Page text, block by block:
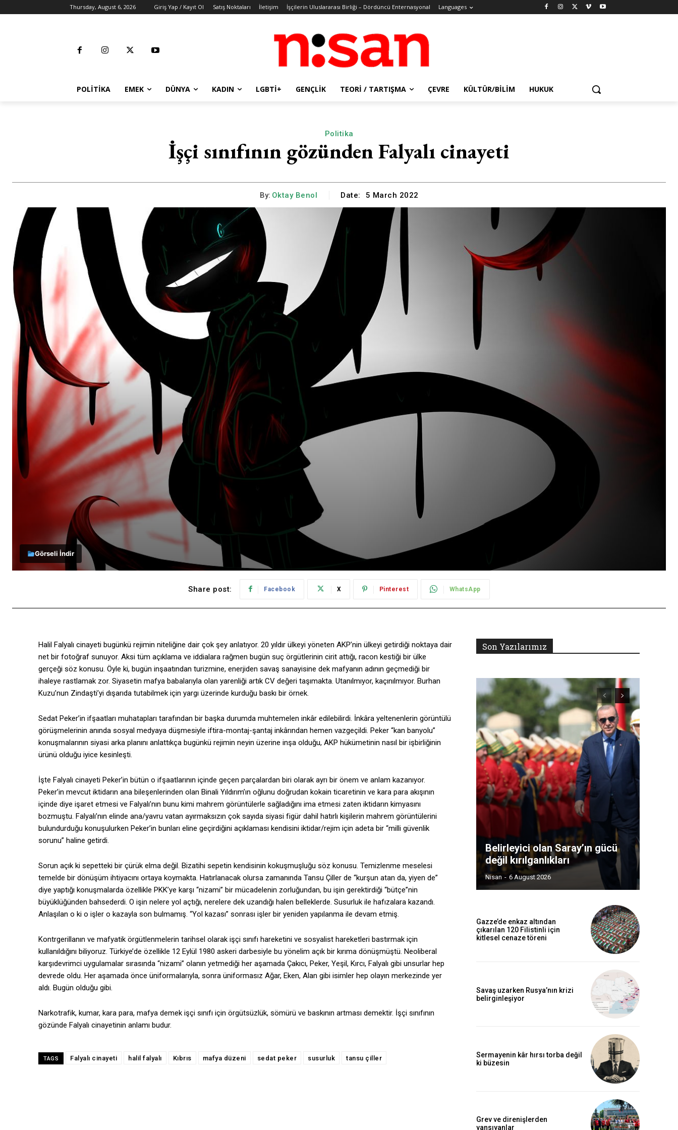
Thursday, August 6, 2026 Giriş Yap / Kayıt Ol Satış Noktaları İletişim İşçilerin Uluslararası Birliği – Dördüncü Enternasyonal Languages
POLITIKA EMEK DÜNYA KADIN LGBTİ+ GENÇLIK TEORI / TARTIŞMA ÇEVRE KÜLTÜR/BILIM HUKUK
Politika
İşçi sınıfının gözünden Falyalı cinayeti
By: Oktay Benol Date: 5 March 2022
Görseli İndir
Share post: Facebook X Pinterest WhatsApp
Halil Falyalı cinayeti bugünkü rejimin niteliğine dair çok şey anlatıyor. 20 yıldır ülkeyi yöneten AKP’nin ülkeyi getirdiği noktaya dair
net bir fotoğraf sunuyor. Aksi tüm açıklama ve iddialara rağmen bugün suç örgütlerinin cirit attığı, racon kestiği bir ülke
gerçeği söz konusu. Öyle ki, bugün inşaatından turizmine, enerjiden savaş sanayisine dek mafyanın adının geçmediği bir
ihaleye rastlamak zor. Siyasetin mafya babalarıyla olan yarenliği artık CV değeri taşımakta. Utanılmıyor, kaçınılmıyor. Burhan
Kuzu’nun Zindaşti’yi dışarıda tutabilmek için yargı üzerinde kurduğu baskı bir örnek.
Sedat Peker’in ifşaatları muhatapları tarafından bir başka durumda muhtemelen inkâr edilebilirdi. İnkâra yeltenenlerin görüntülü
görüşmelerinin anında sosyal medyaya düşmesiyle iftira-montaj-şantaj inkârından hemen vazgeçildi. Peker “kan banyolu”
konuşmalarının siyasi arka planını anlattıkça bugünkü rejimin neyin üzerine inşa olduğu, AKP hükümetinin nasıl bir işbirliğinin
ürünü olduğu iyice kesinleşti.
İşte Falyalı cinayeti Peker’in bütün o ifşaatlarının içinde geçen parçalardan biri olarak ayrı bir önem ve anlam kazanıyor.
Peker’in mevcut iktidarın ana bileşenlerinden olan Binali Yıldırım’ın oğlunu doğrudan kokain ticaretinin ve kara para akışının
içinde diye işaret etmesi ve Falyalı’nın bunu kimi mahrem görüntülerle sağladığını ima etmesi zaten iktidarın kimyasını
bozmuştu. Falyalı’nın elinde ana/yavru vatan ayırmaksızın çok sayıda siyasi figür dahil hatırlı kişilerin mahrem görüntülerini
bulundurduğu konuşulurken Peker’in bunları eline geçirdiğini açıklaması kendisini iktidar/rejim için adeta bir “milli güvenlik
sorunu” haline getirdi.
Sorun açık ki sepetteki bir çürük elma değil. Bizatihi sepetin kendisinin kokuşmuşluğu söz konusu. Temizlenme meselesi
temelde bir dönüşüm ihtiyacını ortaya koymakta. Hatırlanacak olursa zamanında Tansu Çiller de “kurşun atan da, yiyen de”
diye yaptığı konuşmalarda özellikle PKK’ye karşı “nizami” bir mücadelenin zorluğundan, bu işin gerektirdiği “bütçe”nin
büyüklüğünden bahsederdi. O işin nelere yol açtığı, nerelere dek uzandığı halen belleklerde. Susurluk ile hafızalara kazandı.
Anlaşılan o ki o işler o kazayla son bulmamış. “Yol kazası” sonrası işler bir yeniden yapılanma ile devam etmiş.
Kontrgerillanın ve mafyatik örgütlenmelerin tarihsel olarak işçi sınıfı hareketini ve sosyalist hareketleri bastırmak için
kullanıldığını biliyoruz. Türkiye’de özellikle 12 Eylül 1980 askeri darbesiyle bu yönelim açık bir kırıma dönüşmüştü. Neoliberal
karşıdevrimci uygulamalar sırasında “nizami” olanın yetmediği her aşamada Çakıcı, Peker, Yeşil, Kırcı, Falyalı gibi unsurlar hep
devrede oldu. Her aşamada önce üniformalarıyla, sonra üniformasız Ağar, Eken, Alan gibi isimler hep olayın merkezinde yer
aldı. Bugün olduğu gibi.
Narkotrafik, kumar, kara para, mafya demek işçi sınıfı için örgütsüzlük, sömürü ve baskının artması demektir. İşçi sınıfının
gözünde Falyalı cinayetinin anlamı budur.
TAGS Falyalı cinayeti halil falyalı Kıbrıs mafya düzeni sedat peker susurluk tansu çiller
Son Yazılarımız
Belirleyici olan Saray’ın gücü
değil kırılganlıkları
Nisan - 6 August 2026
Gazze’de enkaz altından
çıkarılan 120 Filistinli için
kitlesel cenaze töreni
Savaş uzarken Rusya’nın krizi
belirginleşiyor
Sermayenin kâr hırsı torba değil
ki büzesin
Grev ve direnişlerden
yansıyanlar